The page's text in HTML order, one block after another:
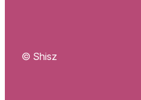
© Shisz